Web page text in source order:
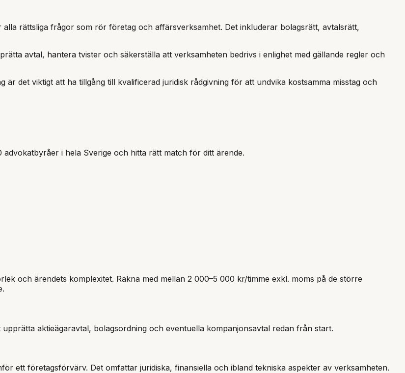
rättsliga frågor som rör företag och affärsverksamhet. Det inkluderar bolagsrätt, avtalsrätt,
avtal, hantera tvister och säkerställa att verksamheten bedrivs i enlighet med gällande regler och
det viktigt att ha tillgång till kvalificerad juridisk rådgivning för att undvika kostsamma misstag och
i hela Sverige och hitta rätt match för ditt ärende.
och ärendets komplexitet. Räkna med mellan 2 000–5 000 kr/timme exkl. moms på de större
aktieägaravtal, bolagsordning och eventuella kompanjonsavtal redan från start.
ett företagsförvärv. Det omfattar juridiska, finansiella och ibland tekniska aspekter av verksamheten.